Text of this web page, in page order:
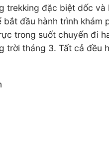
đặc biệt dốc
đầu hành trình khám
trong suốt chuyến đi
tháng 3. Tất cả đều